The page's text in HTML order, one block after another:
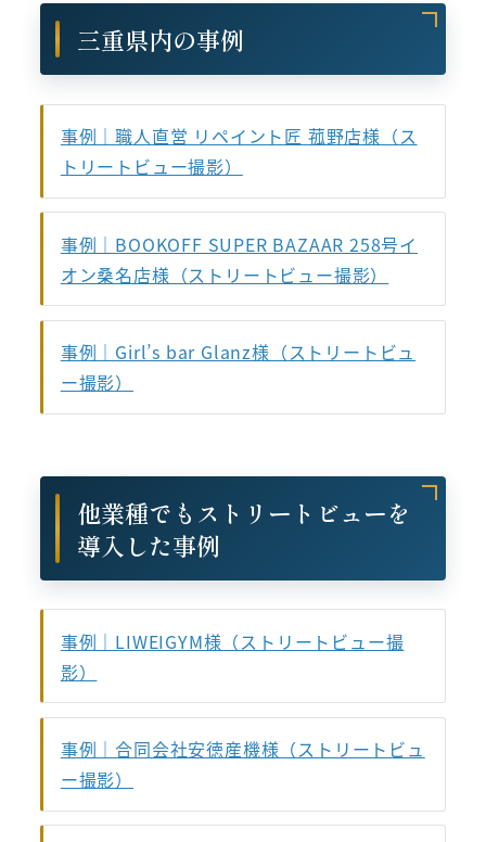
三重県内の事例
事例｜職人直営 リペイント匠 菰野店様（ス
トリートビュー撮影）
事例｜BOOKOFF SUPER BAZAAR 258号イ
オン桑名店様（ストリートビュー撮影）
事例｜Girl’s bar Glanz様（ストリートビュ
ー撮影）
他業種でもストリートビューを
導入した事例
事例｜LIWEIGYM様（ストリートビュー撮
影）
事例｜合同会社安徳産機様（ストリートビュ
ー撮影）